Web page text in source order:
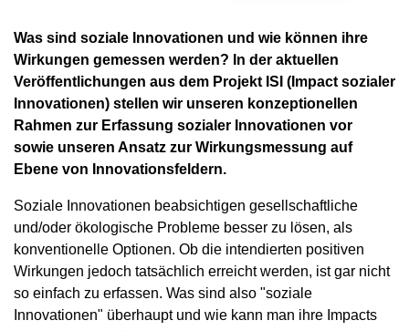
Was sind soziale Innovationen und wie können ihre
Wirkungen gemessen werden? In der aktuellen
Veröffentlichungen aus dem Projekt ISI (Impact sozialer
Innovationen) stellen wir unseren konzeptionellen
Rahmen zur Erfassung sozialer Innovationen vor
sowie unseren Ansatz zur Wirkungsmessung auf
Ebene von Innovationsfeldern.
Soziale Innovationen beabsichtigen gesellschaftliche
und/oder ökologische Probleme besser zu lösen, als
konventionelle Optionen. Ob die intendierten positiven
Wirkungen jedoch tatsächlich erreicht werden, ist gar nicht
so einfach zu erfassen. Was sind also "soziale
Innovationen" überhaupt und wie kann man ihre Impacts